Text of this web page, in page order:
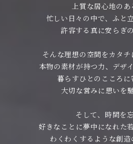
上質な居心地のあ
忙しい日々の中で、ふと
許容する真に安らぎ
そんな理想の空間をカタチ
本物の素材が持つ力、デザ
暮らすひとのこころに
大切な営みに思いを
そして、時間を忘
好きなことに夢中になれた
わくわくするような創